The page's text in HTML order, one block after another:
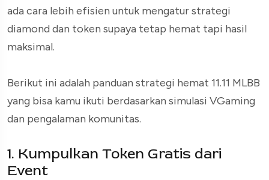
ada cara lebih efisien untuk mengatur strategi
diamond dan token supaya tetap hemat tapi hasil
maksimal.
Berikut ini adalah panduan strategi hemat 11.11 MLBB
yang bisa kamu ikuti berdasarkan simulasi VGaming
dan pengalaman komunitas.
1. Kumpulkan Token Gratis dari
Event